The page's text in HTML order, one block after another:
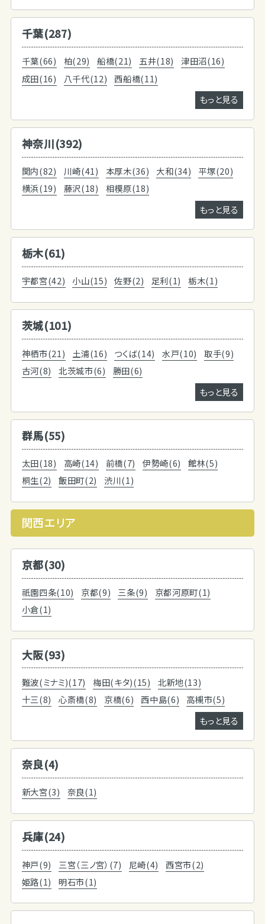
千葉(287)
千葉(66) 柏(29) 船橋(21) 五井(18)
津田沼(16)
成田(16)
八千代(12)
西船橋(11)
もっと見る
神奈川(392)
関内(82) 川崎(41) 本厚木(36) 大和(34)
平塚(20)
横浜(19)
藤沢(18)
相模原(18)
もっと見る
栃木(61)
宇都宮(42) 小山(15) 佐野(2) 足利(1) 栃木(1)
茨城(101)
神栖市(21) 土浦(16) つくば(14) 水戸(10)
取手(9)
古河(8)
北茨城市(6)
勝田(6)
もっと見る
群馬(55)
太田(18) 高崎(14) 前橋(7) 伊勢崎(6)
館林(5)
桐生(2)
飯田町(2) 渋川(1)
関西エリア
京都(30)
祇園四条(10) 京都(9) 三条(9)
京都河原町(1)
小倉(1)
大阪(93)
難波(ミナミ)(17) 梅田(キタ)(15)
北新地(13)
十三(8)
心斎橋(8) 京橋(6) 西中島(6)
高槻市(5)
もっと見る
奈良(4)
新大宮(3) 奈良(1)
兵庫(24)
神戸(9) 三宮（三ノ宮）(7) 尼崎(4)
西宮市(2)
姫路(1)
明石市(1)